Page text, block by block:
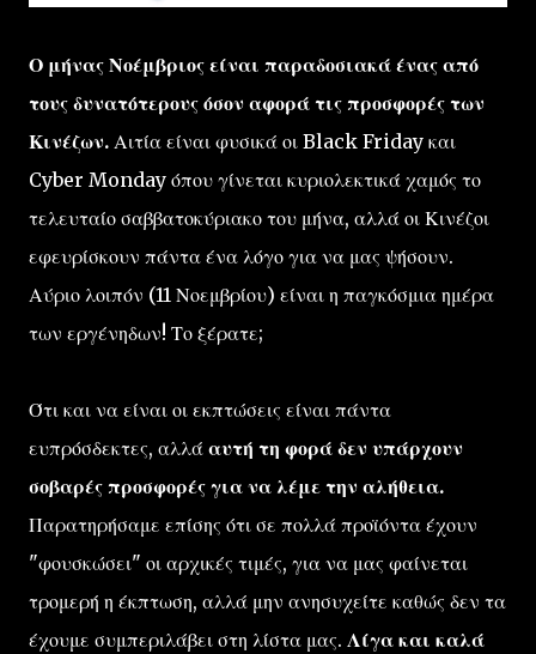
Ο μήνας Νοέμβριος είναι παραδοσιακά ένας από
τους δυνατότερους όσον αφορά τις προσφορές των
Κινέζων. Αιτία είναι φυσικά οι Black Friday και
Cyber Monday όπου γίνεται κυριολεκτικά χαμός το
τελευταίο σαββατοκύριακο του μήνα, αλλά οι Κινέζοι
εφευρίσκουν πάντα ένα λόγο για να μας ψήσουν.
Αύριο λοιπόν (11 Νοεμβρίου) είναι η παγκόσμια ημέρα
των εργένηδων! Το ξέρατε;
Ότι και να είναι οι εκπτώσεις είναι πάντα
ευπρόσδεκτες, αλλά αυτή τη φορά δεν υπάρχουν
σοβαρές προσφορές για να λέμε την αλήθεια.
Παρατηρήσαμε επίσης ότι σε πολλά προϊόντα έχουν
"φουσκώσει" οι αρχικές τιμές, για να μας φαίνεται
τρομερή η έκπτωση, αλλά μην ανησυχείτε καθώς δεν τα
έχουμε συμπεριλάβει στη λίστα μας. Λίγα και καλά